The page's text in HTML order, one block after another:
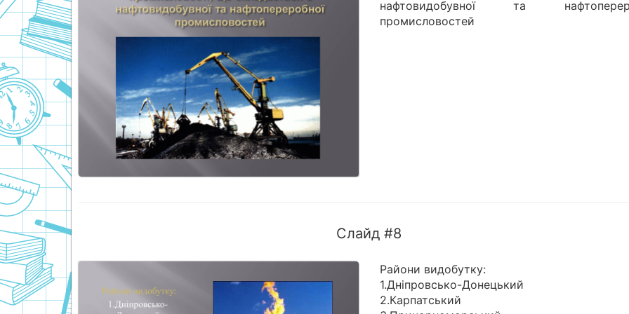
нафтовидобувної та
промисловостей
Слайд #8
Райони видобутку:
1.Дніпровсько-Донецький
2.Карпатський